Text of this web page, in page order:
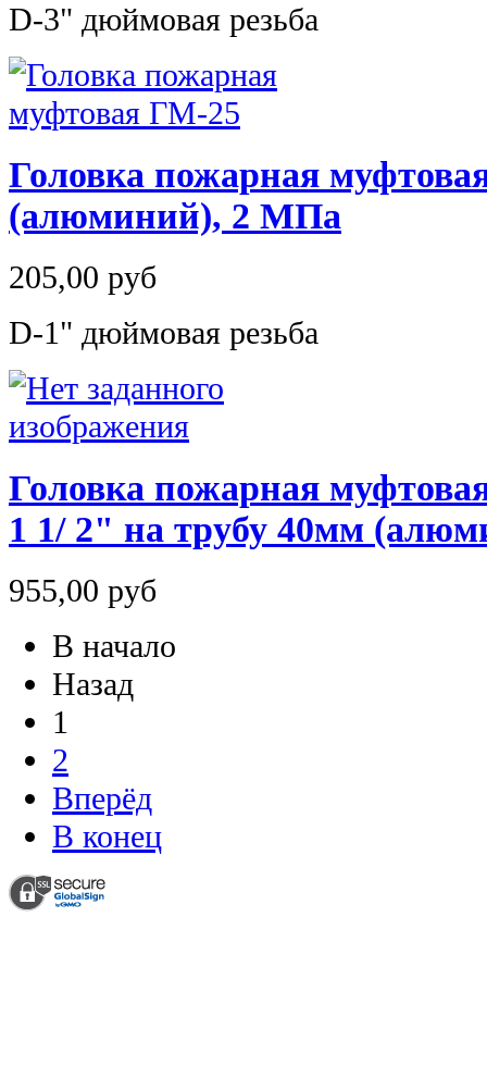
D-3" дюймовая резьба
Головка пожарная
(алюминий), 2 МПа
205,00 руб
D-1" дюймовая резьба
Головка пожарная
1 1/ 2" на трубу 40мм
955,00 руб
В начало
Назад
1
2
Вперёд
В конец